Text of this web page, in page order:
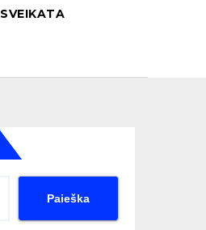
SVEIKATA
Paieška